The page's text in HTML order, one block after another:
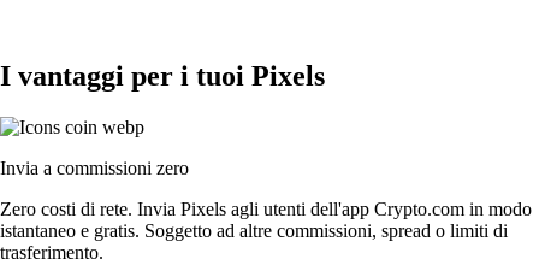
I vantaggi per i tuoi Pixels
Invia a commissioni zero
Zero costi di rete. Invia Pixels agli utenti dell'app Crypto.com in modo
istantaneo e gratis. Soggetto ad altre commissioni, spread o limiti di
trasferimento.